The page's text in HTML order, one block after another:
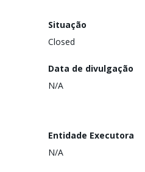
Situação
Closed
Data de divulgação
N/A
Entidade Executora
N/A